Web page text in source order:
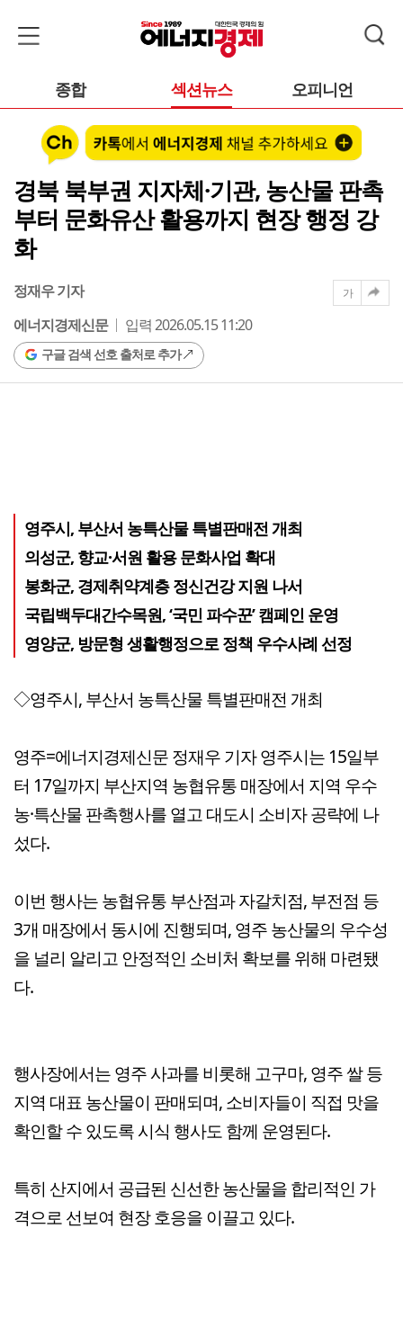
종합 섹션뉴스 오피니언
경북 북부권 지자체·기관, 농산물 판촉
부터 문화유산 활용까지 현장 행정 강
화
정재우 기자
에너지경제신문
입력 2026.05.15 11:20
구글 검색 선호 출처로 추가
가
영주시, 부산서 농특산물 특별판매전 개최
의성군, 향교·서원 활용 문화사업 확대
봉화군, 경제취약계층 정신건강 지원 나서
국립백두대간수목원, ‘국민 파수꾼’ 캠페인 운영
영양군, 방문형 생활행정으로 정책 우수사례 선정
◇영주시, 부산서 농특산물 특별판매전 개최
영주=에너지경제신문 정재우 기자 영주시는 15일부
터 17일까지 부산지역 농협유통 매장에서 지역 우수
농·특산물 판촉행사를 열고 대도시 소비자 공략에 나
섰다.
이번 행사는 농협유통 부산점과 자갈치점, 부전점 등
3개 매장에서 동시에 진행되며, 영주 농산물의 우수성
을 널리 알리고 안정적인 소비처 확보를 위해 마련됐
다.
행사장에서는 영주 사과를 비롯해 고구마, 영주 쌀 등
지역 대표 농산물이 판매되며, 소비자들이 직접 맛을
확인할 수 있도록 시식 행사도 함께 운영된다.
특히 산지에서 공급된 신선한 농산물을 합리적인 가
격으로 선보여 현장 호응을 이끌고 있다.